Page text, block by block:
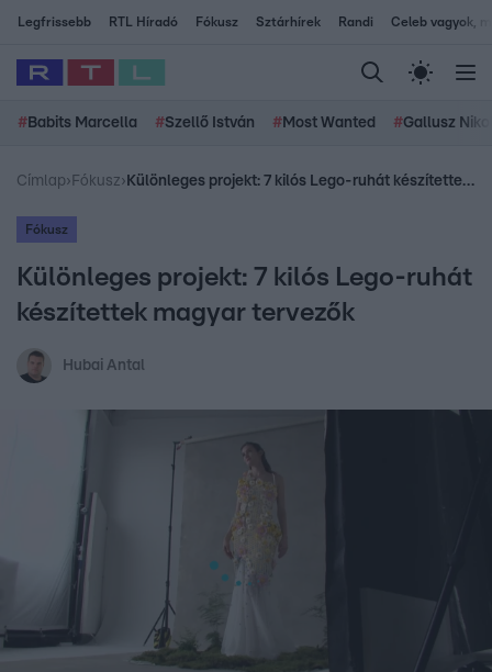
Legfrissebb RTL Híradó Fókusz Sztárhírek Randi Celeb vagyok,
# Babits Marcella #Szellő István # Most Wanted #Gallusz
Címlap› Fókusz› Különleges projekt: 7 kilós Lego-ruhát készítettek magyar tervezők
Fókusz
Különleges projekt: 7 kilós Lego-ruhát
készítettek magyar tervezők
Hubai Antal